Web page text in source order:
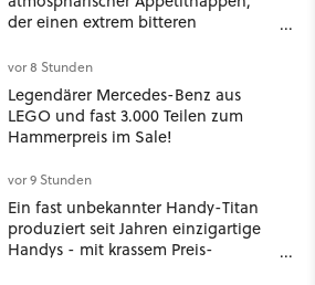
der einen extrem bitteren
vor 8 Stunden
Legendärer Mercedes-Benz aus
LEGO und fast 3.000 Teilen zum
Hammerpreis im Sale!
vor 9 Stunden
Ein fast unbekannter Handy-Titan
produziert seit Jahren einzigartige
Handys - mit krassem Preis-